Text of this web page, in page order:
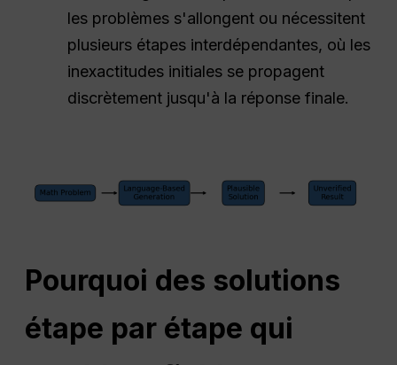
les problèmes s'allongent ou nécessitent
plusieurs étapes interdépendantes, où les
inexactitudes initiales se propagent
discrètement jusqu'à la réponse finale.
Pourquoi des solutions
étape par étape qui